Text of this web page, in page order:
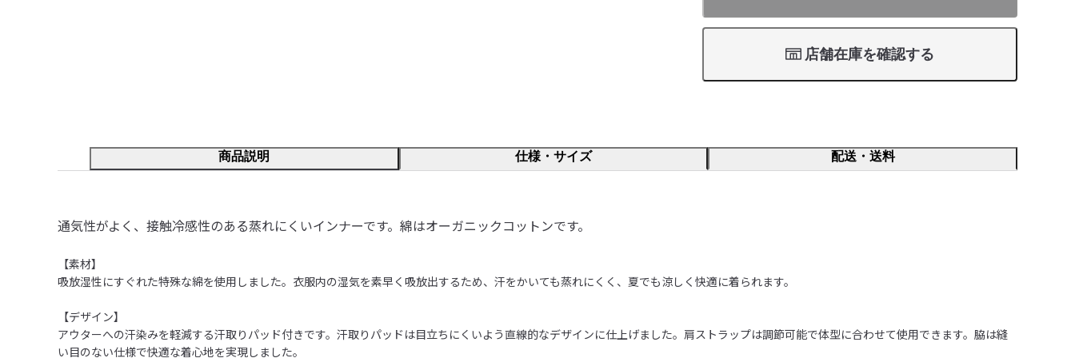
店舗在庫を確認する
商品説明 仕様・サイズ 配送・送料
通気性がよく、接触冷感性のある蒸れにくいインナーです。綿はオーガニックコットンです。
【素材】
吸放湿性にすぐれた特殊な綿を使用しました。衣服内の湿気を素早く吸放出するため、汗をかいても蒸れにくく、夏でも涼しく快適に着られます。
【デザイン】
アウターへの汗染みを軽減する汗取りパッド付きです。汗取りパッドは目立ちにくいよう直線的なデザインに仕上げました。肩ストラップは調節可能で体型に合わせて使用できます。脇は縫
い目のない仕様で快適な着心地を実現しました。